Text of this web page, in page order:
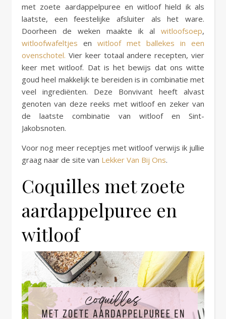
met zoete aardappelpuree en witloof hield ik als
laatste, een feestelijke afsluiter als het ware.
Doorheen de weken maakte ik al witloofsoep,
witloofwafeltjes en witloof met ballekes in een
ovenschotel. Vier keer totaal andere recepten, vier
keer met witloof. Dat is het bewijs dat ons witte
goud heel makkelijk te bereiden is in combinatie met
veel ingrediënten. Deze Bonvivant heeft alvast
genoten van deze reeks met witloof en zeker van
de laatste combinatie van witloof en Sint-
Jakobsnoten.
Voor nog meer receptjes met witloof verwijs ik jullie
graag naar de site van Lekker Van Bij Ons.
Coquilles met zoete
aardappelpuree en
witloof